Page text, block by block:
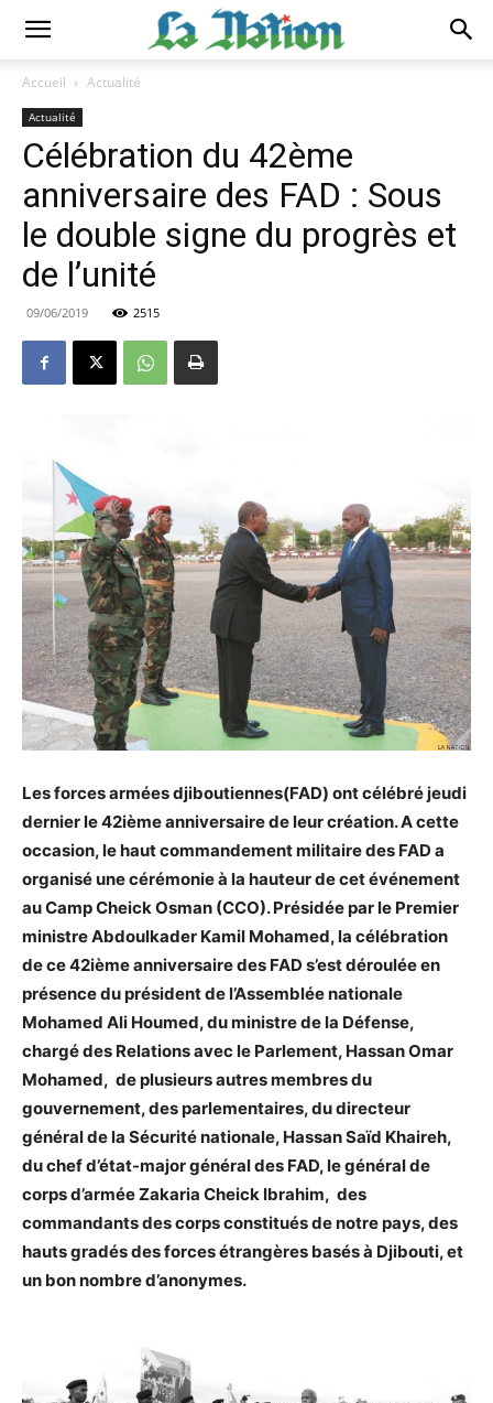
Accueil Actualité
Actualité
Célébration du 42ème
anniversaire des FAD : Sous
le double signe du progrès et
de l’unité
09/06/2019 2515
Les forces armées djiboutiennes(FAD) ont célébré jeudi
dernier le 42ième anniversaire de leur création. A cette
occasion, le haut commandement militaire des FAD a
organisé une cérémonie à la hauteur de cet événement
au Camp Cheick Osman (CCO). Présidée par le Premier
ministre Abdoulkader Kamil Mohamed, la célébration
de ce 42ième anniversaire des FAD s’est déroulée en
présence du président de l’Assemblée nationale
Mohamed Ali Houmed, du ministre de la Défense,
chargé des Relations avec le Parlement, Hassan Omar
Mohamed, de plusieurs autres membres du
gouvernement, des parlementaires, du directeur
général de la Sécurité nationale, Hassan Saïd Khaireh,
du chef d’état-major général des FAD, le général de
corps d’armée Zakaria Cheick Ibrahim, des
commandants des corps constitués de notre pays, des
hauts gradés des forces étrangères basés à Djibouti, et
un bon nombre d’anonymes.